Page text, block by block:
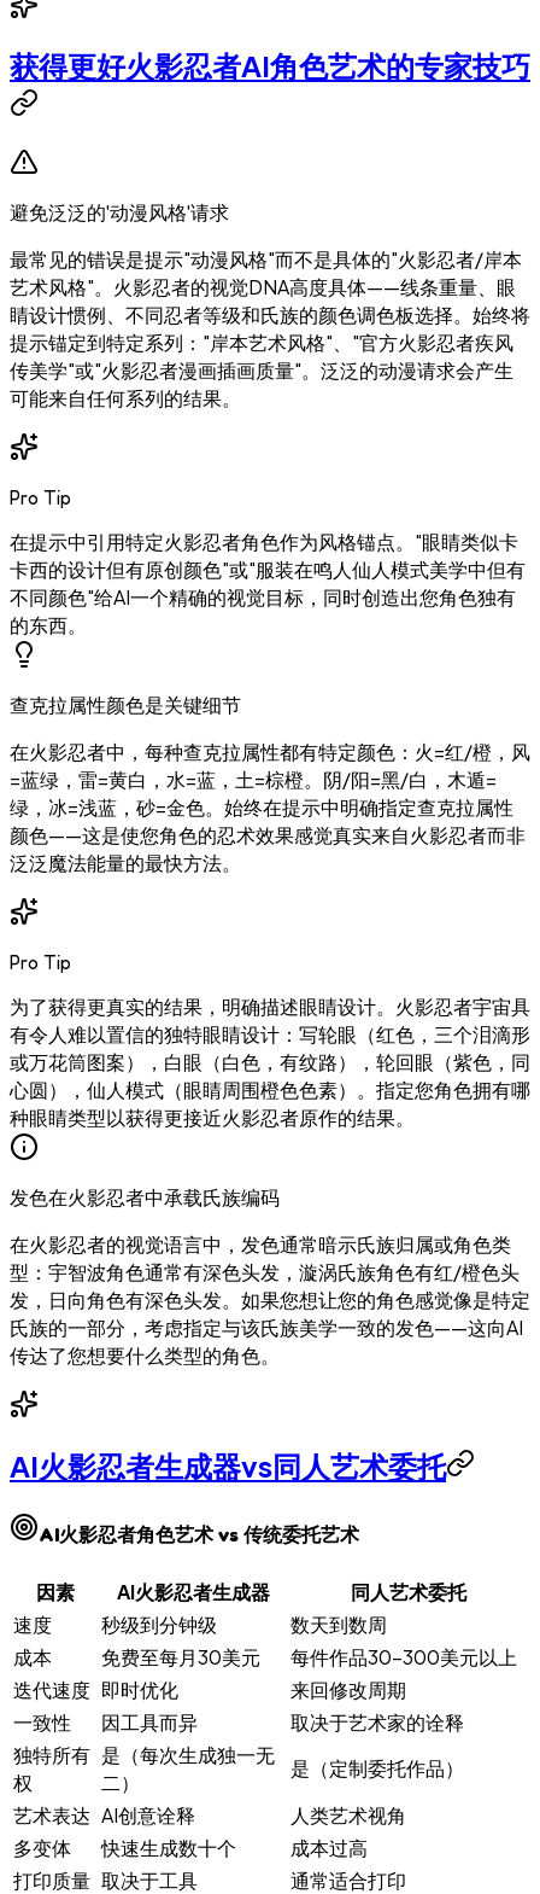
获得更好火影忍者AI角色艺术的专家技巧
避免泛泛的'动漫风格'请求
最常见的错误是提示"动漫风格"而不是具体的"火影忍者/岸本
艺术风格"。火影忍者的视觉DNA高度具体——线条重量、眼
睛设计惯例、不同忍者等级和氏族的颜色调色板选择。始终将
提示锚定到特定系列："岸本艺术风格"、"官方火影忍者疾风
传美学"或"火影忍者漫画插画质量"。泛泛的动漫请求会产生
可能来自任何系列的结果。
Pro Tip
在提示中引用特定火影忍者角色作为风格锚点。"眼睛类似卡
卡西的设计但有原创颜色"或"服装在鸣人仙人模式美学中但有
不同颜色"给AI一个精确的视觉目标，同时创造出您角色独有
的东西。
查克拉属性颜色是关键细节
在火影忍者中，每种查克拉属性都有特定颜色：火=红/橙，风
=蓝绿，雷=黄白，水=蓝，土=棕橙。阴/阳=黑/白，木遁=
绿，冰=浅蓝，砂=金色。始终在提示中明确指定查克拉属性
颜色——这是使您角色的忍术效果感觉真实来自火影忍者而非
泛泛魔法能量的最快方法。
Pro Tip
为了获得更真实的结果，明确描述眼睛设计。火影忍者宇宙具
有令人难以置信的独特眼睛设计：写轮眼（红色，三个泪滴形
或万花筒图案），白眼（白色，有纹路），轮回眼（紫色，同
心圆），仙人模式（眼睛周围橙色色素）。指定您角色拥有哪
种眼睛类型以获得更接近火影忍者原作的结果。
发色在火影忍者中承载氏族编码
在火影忍者的视觉语言中，发色通常暗示氏族归属或角色类
型：宇智波角色通常有深色头发，漩涡氏族角色有红/橙色头
发，日向角色有深色头发。如果您想让您的角色感觉像是特定
氏族的一部分，考虑指定与该氏族美学一致的发色——这向AI
传达了您想要什么类型的角色。
AI火影忍者生成器vs同人艺术委托
AI火影忍者角色艺术 vs 传统委托艺术
因素 AI火影忍者生成器
同人艺术委托
速度
秒级到分钟级
数天到数周
成本
免费至每月30美元
每件作品30–300美元以上
迭代速度 即时优化
来回修改周期
一致性
因工具而异
取决于艺术家的诠释
独特所有
权
是（每次生成独一无
二）
是（定制委托作品）
艺术表达 AI创意诠释
人类艺术视角
多变体
快速生成数十个
成本过高
打印质量 取决于工具
通常适合打印